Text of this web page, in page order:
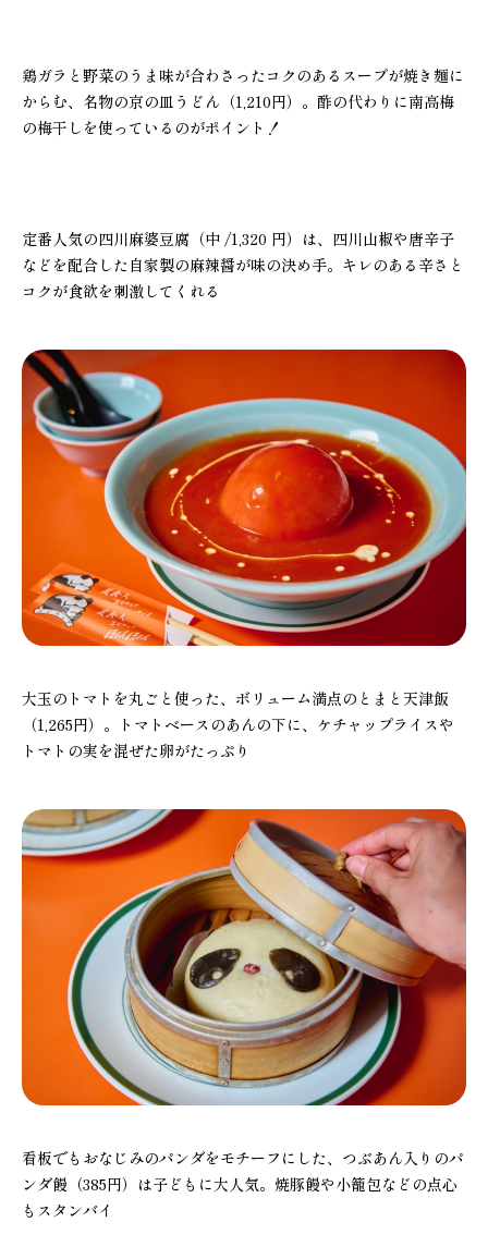
鶏ガラと野菜のうま味が合わさったコクのあるスープが焼き麺に
からむ、名物の京の皿うどん（1,210円）。酢の代わりに南高梅
の梅干しを使っているのがポイント！
定番人気の四川麻婆豆腐（中 /1,320 円）は、四川山椒や唐辛子
などを配合した自家製の麻辣醤が味の決め手。キレのある辛さと
コクが食欲を刺激してくれる
大玉のトマトを丸ごと使った、ボリューム満点のとまと天津飯
（1,265円）。トマトベースのあんの下に、ケチャップライスや
トマトの実を混ぜた卵がたっぷり
看板でもおなじみのパンダをモチーフにした、つぶあん入りのパ
ンダ饅（385円）は子どもに大人気。焼豚饅や小籠包などの点心
もスタンバイ